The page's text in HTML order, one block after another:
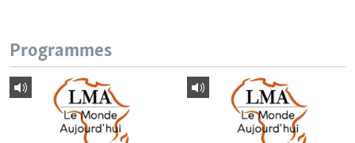
Programmes